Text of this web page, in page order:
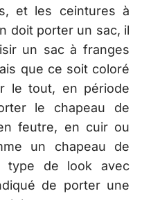
et les ceintures à
doit porter un sac, il
un sac à franges
que ce soit coloré
le tout, en période
le chapeau de
feutre, en cuir ou
un chapeau de
type de look avec
de porter une